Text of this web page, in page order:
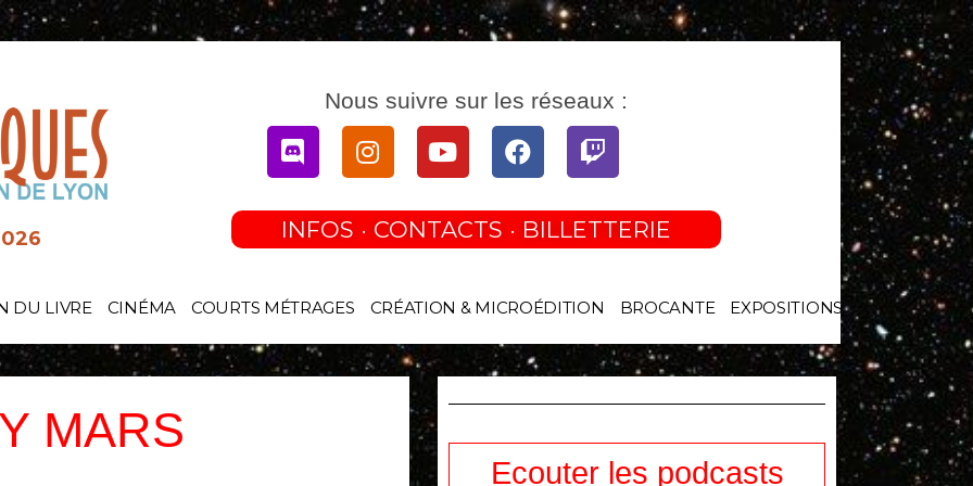
Nous suivre sur les réseaux :
DiscordInstagramYoutubeFacebookTwitch
INFOS · CONTACTS · BILLETTERIE
DU LIVRE CINÉMA COURTS MÉTRAGES CRÉATION & MICROÉDITION BROCANTE EXPOSITIONS
MARS
Ecouter les podcasts